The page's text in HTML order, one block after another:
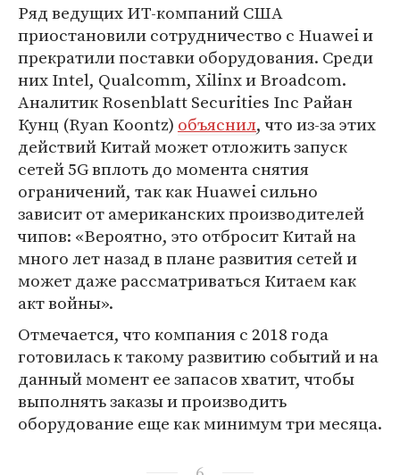
Ряд ведущих ИТ-компаний США
приостановили сотрудничество с Huawei и
прекратили поставки оборудования. Среди
них Intel, Qualcomm, Xilinx и Broadcom.
Аналитик Rosenblatt Securities Inc Райан
Кунц (Ryan Koontz) объяснил, что из-за этих
действий Китай может отложить запуск
сетей 5G вплоть до момента снятия
ограничений, так как Huawei сильно
зависит от американских производителей
чипов: «Вероятно, это отбросит Китай на
много лет назад в плане развития сетей и
может даже рассматриваться Китаем как
акт войны».
Отмечается, что компания с 2018 года
готовилась к такому развитию событий и на
данный момент ее запасов хватит, чтобы
выполнять заказы и производить
оборудование еще как минимум три месяца.